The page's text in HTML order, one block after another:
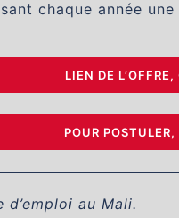
chaque année
LIEN DE
POUR
au Mali.